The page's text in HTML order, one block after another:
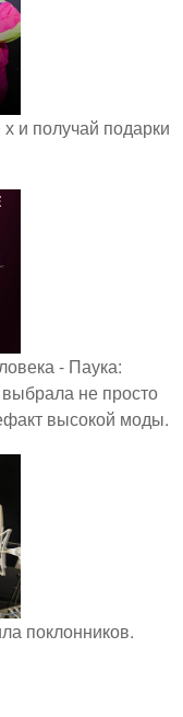
и получай подарки
- Паука:
не просто
высокой моды.
поклонников.